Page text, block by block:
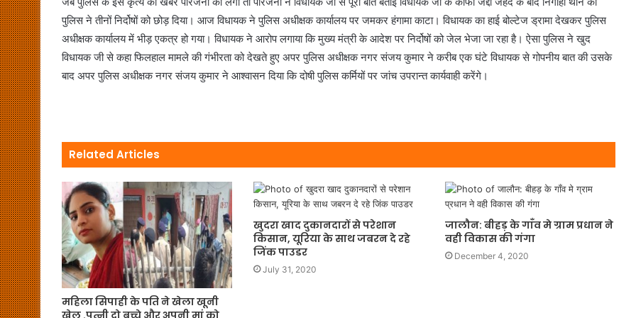
पुलिस ने तीनों निर्दोषों को छोड़ दिया। आज विधायक ने पुलिस अधीक्षक कार्यालय पर जमकर हंगामा काटा। विधायक का हाई बोल्टेज ड्रामा देखकर पुलिस
अधीक्षक कार्यालय में भीड़ एकत्र हो गया। विधायक ने आरोप लगाया कि मुख्य मंत्री के आदेश पर निर्दोषों को जेल भेजा जा रहा है। ऐसा पुलिस ने खुद
विधायक जी से कहा फिलहाल मामले की गंभीरता को देखते हुए अपर पुलिस अधीक्षक नगर संजय कुमार ने करीब एक घंटे विधायक से गोपनीय बात की उसके
बाद अपर पुलिस अधीक्षक नगर संजय कुमार ने आश्वासन दिया कि दोषी पुलिस कर्मियों पर जांच उपरान्त कार्यवाही करेंगे।
Related Articles
महिला सिपाही के पति ने खेला खूनी
खुदरा खाद दुकानदारों से परेशान
किसान, यूरिया के साथ जबरन दे रहे
जिंक पाउडर
July 31, 2020
जालौन: बीहड़ के गाँव मे ग्राम प्रधान ने
वही विकास की गंगा
December 4, 2020